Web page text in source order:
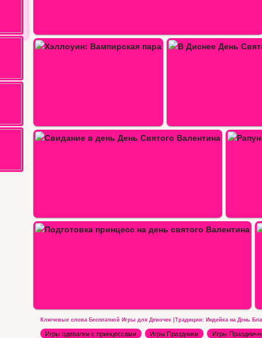
В Диснее День Святого Патрика Балерина Китти: Уход и
Рапунцель и Флинн посещают…
День Подруги Пасхальный стиль
Ключевые слова Бесплатной Игры для Девочек |Традиции: Индейка на День
Игры одевалки с принцессами Игры Праздники
Игры